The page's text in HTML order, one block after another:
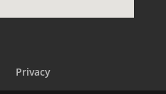
Privacy